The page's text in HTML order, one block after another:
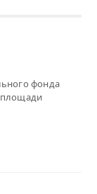
фонда
площади